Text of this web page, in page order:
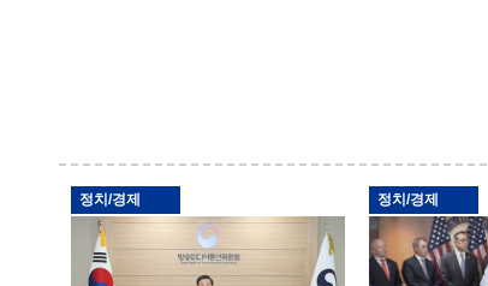
정치/경제 정치/경제